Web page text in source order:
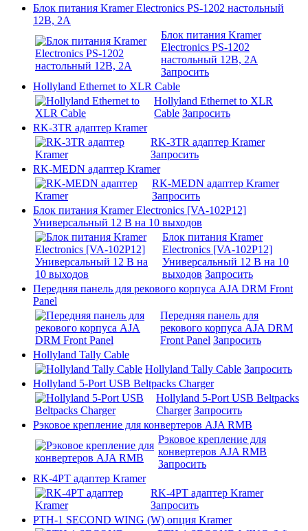
Блок питания Kramer Electronics PS-1202 настольный
12В, 2А
Блок питания Kramer
Electronics PS-1202
настольный 12В, 2А
Запросить
Hollyland Ethernet to XLR Саblе
Hollyland Ethernet to XLR
Саblе Запросить
RK-3TR адаптер Kramer
RK-3TR адаптер Kramer
Запросить
RK-MEDN адаптер Kramer
RK-MEDN адаптер Kramer
Запросить
Блок питания Kramer Electronics [VA-102P12]
Универсальный 12 В на 10 выходов
Блок питания Kramer
Electronics [VA-102P12]
Универсальный 12 В на 10
выходов Запросить
Передняя панель для рекового корпуса AJA DRM Front
Panel
Передняя панель для
рекового корпуса AJA DRM
Front Panel Запросить
Hollyland Tally Cable
Hollyland Tally Cable Запросить
Hollyland 5-Port USB Beltpacks Charger
Hollyland 5-Port USB Beltpacks
Charger Запросить
Рэковое крепление для конвертеров AJA RMB
Рэковое крепление для
конвертеров AJA RMB
Запросить
RK-4PT адаптер Kramer
RK-4PT адаптер Kramer
Запросить
PTH-1 SECOND WING (W) опция Kramer